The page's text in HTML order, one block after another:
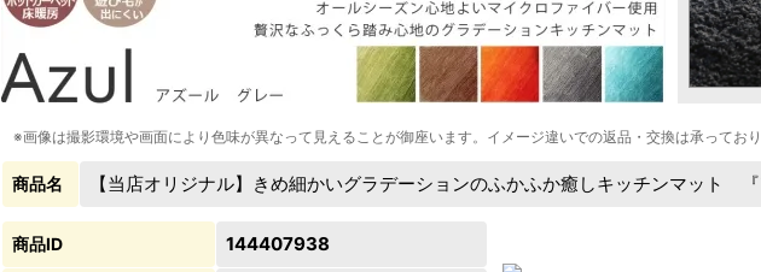
※画像は撮影環境や画面により色味が異なって見えることが御座います。イメージ違いでの返品・交換は承ってお
商品名 【当店オリジナル】きめ細かいグラデーションのふかふか癒しキッチンマット
商品ID 144407938